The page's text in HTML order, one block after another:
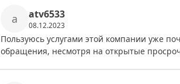
a atv6533
08.12.2023
Пользуюсь услугами этой компании уже
обращения, несмотря на открытые